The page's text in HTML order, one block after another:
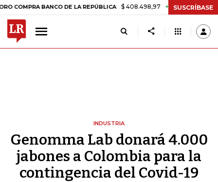
BANCO DE LA REPÚBLICA $ 408.498,97 +$ 8.753,81 +2,19%
SUSCRÍBASE
INDUSTRIA
Genomma Lab donará 4.000
jabones a Colombia para la
contingencia del Covid-19